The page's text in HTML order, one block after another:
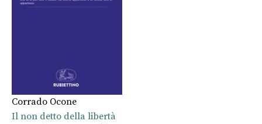
Corrado Ocone
Il non detto della libertà